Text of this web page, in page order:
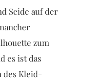
Seide auf der
zum
es ist das
des Kleid-